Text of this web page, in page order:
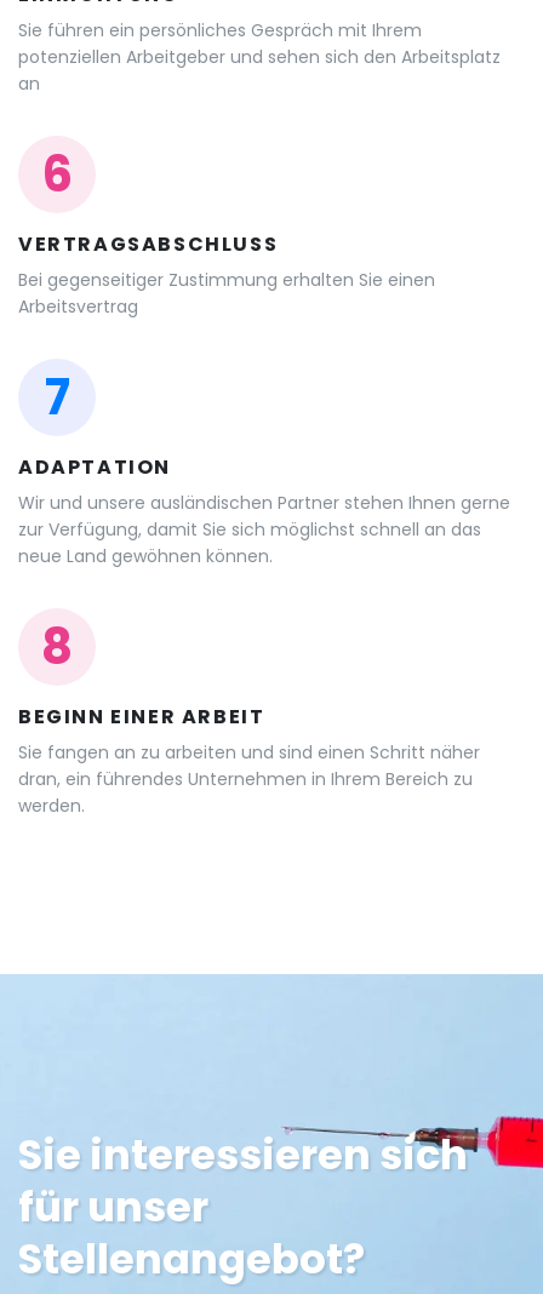
Sie führen ein persönliches Gespräch mit Ihrem
potenziellen Arbeitgeber und sehen sich den Arbeitsplatz
an
6
VERTRAGSABSCHLUSS
Bei gegenseitiger Zustimmung erhalten Sie einen
Arbeitsvertrag
7
ADAPTATION
Wir und unsere ausländischen Partner stehen Ihnen gerne
zur Verfügung, damit Sie sich möglichst schnell an das
neue Land gewöhnen können.
8
BEGINN EINER ARBEIT
Sie fangen an zu arbeiten und sind einen Schritt näher
dran, ein führendes Unternehmen in Ihrem Bereich zu
werden.
Sie interessieren sich
für unser
Stellenangebot?